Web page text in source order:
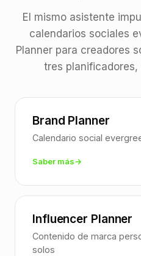
El mismo asistente
calendarios sociales
Planner para creadores
tres
Brand Planner
Calendario social
Saber más
Influencer Planner
Contenido de marca
solos